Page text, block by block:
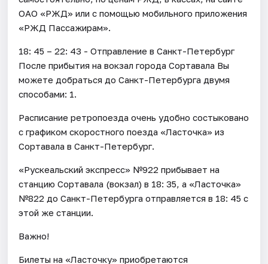
ОАО «РЖД» или с помощью мобильного приложения
«РЖД Пассажирам».
18: 45 – 22: 43 - Отправление в Санкт-Петербург
После прибытия на вокзал города Сортавала Вы
можете добраться до Санкт-Петербурга двумя
способами: 1.
Расписание ретропоезда очень удобно состыковано
с графиком скоростного поезда «Ласточка» из
Сортавала в Санкт-Петербург.
«Рускеальский экспресс» №922 прибывает на
станцию Сортавала (вокзал) в 18: 35, а «Ласточка»
№822 до Санкт-Петербурга отправляется в 18: 45 с
этой же станции.
Важно!
Билеты на «Ласточку» приобретаются